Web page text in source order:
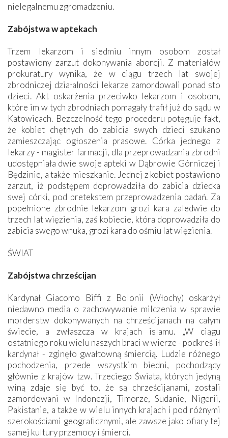
nielegalnemu zgromadzeniu.
Zabójstwa w aptekach
Trzem lekarzom i siedmiu innym osobom został
postawiony zarzut dokonywania aborcji. Z materiałów
prokuratury wynika, że w ciągu trzech lat swojej
zbrodniczej działalności lekarze zamordowali ponad sto
dzieci. Akt oskarżenia przeciwko lekarzom i osobom,
które im w tych zbrodniach pomagały trafił już do sądu w
Katowicach. Bezczelność tego procederu potęguje fakt,
że kobiet chętnych do zabicia swych dzieci szukano
zamieszczając ogłoszenia prasowe. Córka jednego z
lekarzy - magister farmacji, dla przeprowadzania zbrodni
udostępniała dwie swoje apteki w Dąbrowie Górniczej i
Będzinie, a także mieszkanie. Jednej z kobiet postawiono
zarzut, iż podstępem doprowadziła do zabicia dziecka
swej córki, pod pretekstem przeprowadzenia badań. Za
popełnione zbrodnie lekarzom grozi kara zaledwie do
trzech lat więzienia, zaś kobiecie, która doprowadziła do
zabicia swego wnuka, grozi kara do ośmiu lat więzienia.
ŚWIAT
Zabójstwa chrześcijan
Kardynał Giacomo Biffi z Bolonii (Włochy) oskarżył
niedawno media o zachowywanie milczenia w sprawie
morderstw dokonywanych na chrześcijanach na całym
świecie, a zwłaszcza w krajach islamu. „W ciągu
ostatniego roku wielu naszych braci w wierze - podkreślił
kardynał - zginęło gwałtowną śmiercią. Ludzie różnego
pochodzenia, przede wszystkim biedni, pochodzący
głównie z krajów tzw. Trzeciego Świata, których jedyną
winą zdaje się być to, że są chrześcijanami, zostali
zamordowani w Indonezji, Timorze, Sudanie, Nigerii,
Pakistanie, a także w wielu innych krajach i pod różnymi
szerokościami geograficznymi, ale zawsze jako ofiary tej
samej kultury przemocy i śmierci.